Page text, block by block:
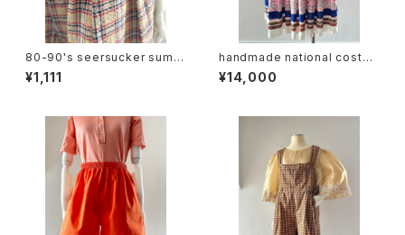
80-90's seersucker summ
er plaid slacks
¥1,111
handmade national costu
me design skirt
¥14,000